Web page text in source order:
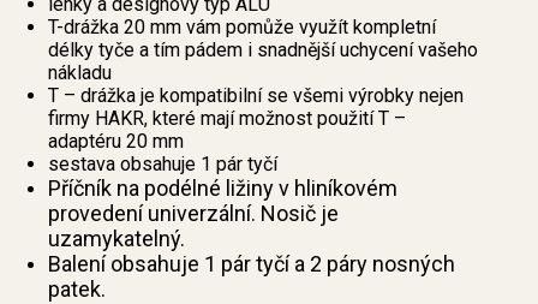
lehký a designový typ ALU
T-drážka 20 mm vám pomůže využít kompletní
délky tyče a tím pádem i snadnější uchycení vašeho
nákladu
T – drážka je kompatibilní se všemi výrobky nejen
firmy HAKR, které mají možnost použití T –
adaptéru 20 mm
sestava obsahuje 1 pár tyčí
Příčník na podélné ližiny v hliníkovém
provedení univerzální. Nosič je
uzamykatelný.
Balení obsahuje 1 pár tyčí a 2 páry nosných
patek.